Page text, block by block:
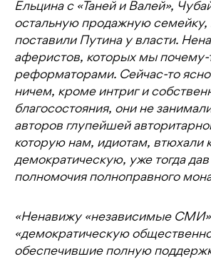
Ельцина с «Таней и Валей»,
остальную продажную семейку,
поставили Путина у власти.
аферистов, которых мы почему-
реформаторами. Сейчас-то ясно
ничем, кроме интриг и
благосостояния, они не
авторов глупейшей
которую нам, идиотам, втюхали
демократическую, уже тогда
полномочия полноправного
«Ненавижу «независимые
«демократическую
обеспечившие полную